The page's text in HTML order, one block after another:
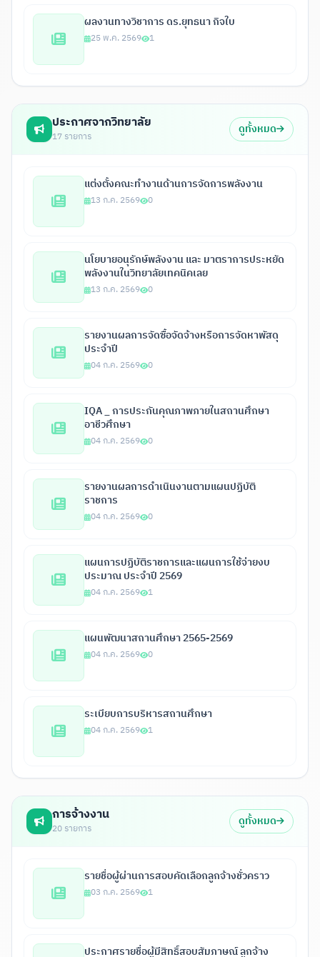
ผลงานทางวิชาการ ดร.ยุทธนา กิจใบ
25 พ.ค. 2569 1
ประกาศจากวิทยาลัย
17 รายการ ดูทั้งหมด
แต่งตั้งคณะทำงานด้านการจัดการพลังงาน
13 ก.ค. 2569 0
นโยบายอนุรักษ์พลังงาน และ มาตราการประหยัด
พลังงานในวิทยาลัยเทคนิคเลย
13 ก.ค. 2569 0
รายงานผลการจัดซื้อจัดจ้างหรือการจัดหาพัสดุ
ประจำปี
04 ก.ค. 2569 0
IQA _ การประกันคุณภาพภายในสถานศึกษา
อาชีวศึกษา
04 ก.ค. 2569 0
รายงานผลการดำเนินงานตามแผนปฏิบัติ
ราชการ
04 ก.ค. 2569 0
แผนการปฏิบัติราชการและแผนการใช้จ่ายงบ
ประมาณ ประจำปี 2569
04 ก.ค. 2569 1
แผนพัฒนาสถานศึกษา 2565-2569
04 ก.ค. 2569 0
ระเบียบการบริหารสถานศึกษา
04 ก.ค. 2569 1
การจ้างงาน
20 รายการ ดูทั้งหมด
รายชื่อผู้ผ่านการสอบคัดเลือกลูกจ้างชั่วคราว
03 ก.ค. 2569 1
ประกาศรายชื่อผู้มีสิทธิ์สอบสัมภาษณ์ ลูกจ้าง